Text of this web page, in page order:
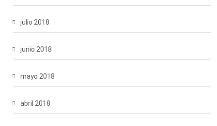
julio 2018
junio 2018
mayo 2018
abril 2018